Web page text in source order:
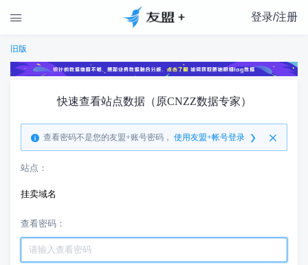
 登录/注册
旧版
快速查看站点数据（原CNZZ数据专家）
查看密码不是您的友盟+账号密码， 使用友盟+帐号登录
站点：
挂卖域名
查看密码：